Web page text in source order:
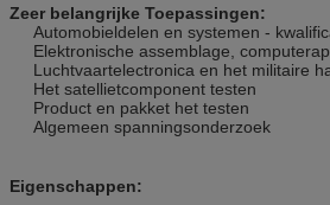
Zeer belangrijke Toepassingen:
Automobieldelen en systemen -
Elektronische assemblage,
Luchtvaartelectronica en het militaire
Het satellietcomponent testen
Product en pakket het testen
Algemeen spanningsonderzoek
Eigenschappen: